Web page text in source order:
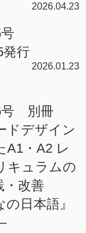
2026.04.23
号
発行
2026.01.23
号 別冊
ドデザイン
A1・A2 レ
キュラムの
・改善
日本語』
―